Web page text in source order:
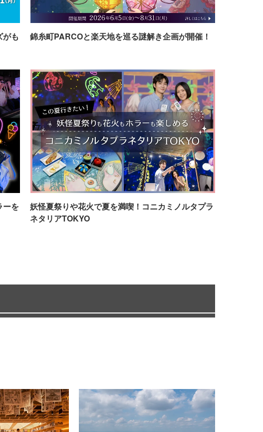
も
錦糸町PARCOと楽天地を巡る謎解き企画が開催！
ーを
妖怪夏祭りや花火で夏を満喫！コニカミノルタプラ
ネタリアTOKYO